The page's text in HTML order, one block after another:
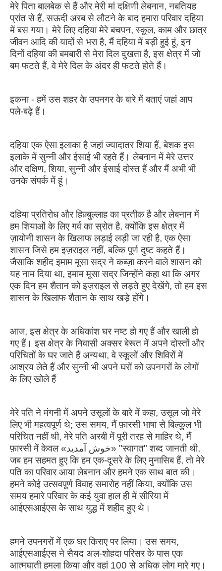
मेरे पिता बालबेक से हैं और मेरी मां दक्षिणी लेबनान, नबतियह
प्रांत से हैं, सऊदी अरब से लौटने के बाद हमारा परिवार दहिया
में बस गया। मेरे लिए दहिया मेरे बचपन, स्कूल, काम और छात्र
जीवन आदि की यादों से भरा है, मैं दहिया में बड़ी हुई हूं, इन
दिनों दहिया की बमबारी से मेरा दिल दुखता है, इस क्षेत्र में जो
बम फटते हैं, वे मेरे दिल के अंदर ही फटते होते हैं।
इकना - हमें उस शहर के उपनगर के बारे में बताएं जहां आप
पले-बढ़े हैं।
दहिया एक ऐसा इलाका है जहां ज्यादातर शिया हैं, बेशक इस
इलाके में सुन्नी और ईसाई भी रहते हैं। लेबनान में मेरे उत्तर
और दक्षिण, शिया, सुन्नी और ईसाई दोस्त हैं और मैं अभी भी
उनके संपर्क में हूं।
दहिया प्रतिरोध और हिज़्बुल्लाह का प्रतीक है और लेबनान में
हम शियाओं के लिए गर्व का स्रोत है, क्योंकि इस क्षेत्र में
ज़ायोनी शासन के खिलाफ लड़ाई लड़ी जा रही है, एक ऐसा
शासन जिसे हम इज़राइल नहीं, बल्कि पूर्ण दुष्ट कहते हैं।
जैसाकि शहीद इमाम मूसा सद्र ने कब्ज़ा करने वाले शासन को
यह नाम दिया था, इमाम मूसा सद्र जिन्होंने कहा था कि अगर
एक दिन हम शैतान को इज़राइल से लड़ते हुए देखेंगे, तो हम इस
शासन के खिलाफ शैतान के साथ खड़े होंगे।
आज, इस क्षेत्र के अधिकांश घर नष्ट हो गए हैं और खाली हो
गए हैं। इस क्षेत्र के निवासी अक्सर बेरूत में अपने दोस्तों और
परिचितों के घर जाते हैं अन्यथा, वे स्कूलों और शिविरों में
आश्रय लेते हैं और सुन्नी भी अपने घरों को उपनगरों के लोगों
के लिए खोले हैं
मेरे पति ने मंगनी में अपने उसूलों के बारे में कहा, उसूल जो मेरे
लिए भी महत्वपूर्ण थे; उस समय, मैं फ़ारसी भाषा से बिल्कुल भी
परिचित नहीं थी, मेरे पति अरबी में पूरी तरह से माहिर थे, मैं
फ़ारसी में केवल «خوش آمدید» "स्वागत" शब्द जानती थी,
जब हम सहमत हुए कि हम एक-दूसरे के लिए मुनासिब हैं, तो मेरे
पति का परिवार आया लेबनान और हमने एक साथ बात की।
हमने कोई उत्सवपूर्ण विवाह समारोह नहीं किया, क्योंकि उस
समय हमारे परिवार के कई युवा हाल ही में सीरिया में
आईएसआईएस के साथ युद्ध में शहीद हुए थे।
हमने उपनगरों में एक घर किराए पर लिया। उस समय,
आईएसआईएस ने सैयद अल-शोहदा परिसर के पास एक
आत्मघाती हमला किया और वहां 100 से अधिक लोग मारे गए।